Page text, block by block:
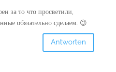
за то что просветили,
обязательно сделаем. 😉
Antworten